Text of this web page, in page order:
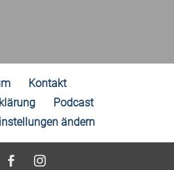
Kontakt
Podcast
ändern